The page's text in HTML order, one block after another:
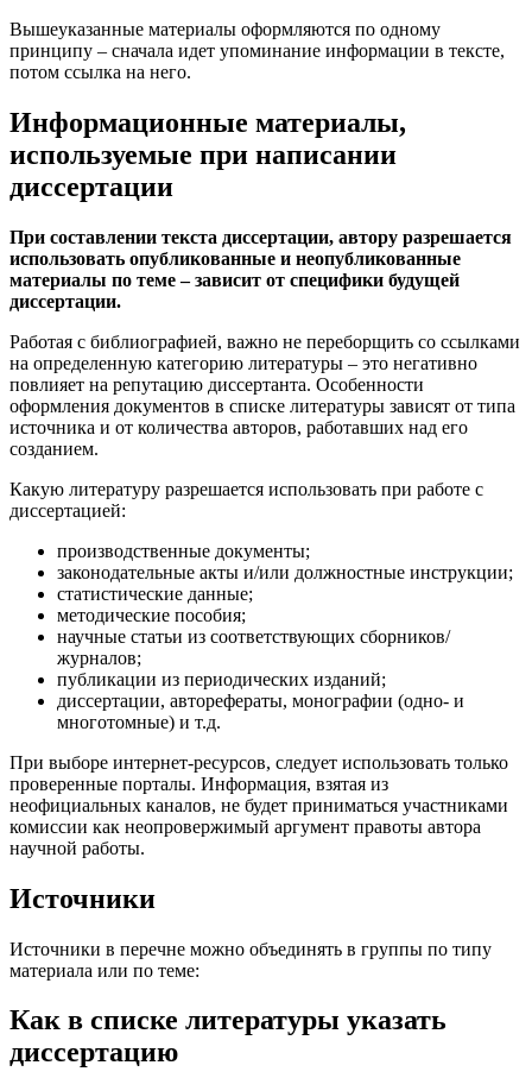
Вышеуказанные материалы оформляются по одному
принципу – сначала идет упоминание информации в тексте,
потом ссылка на него.
Информационные материалы,
используемые при написании
диссертации
При составлении текста диссертации, автору разрешается
использовать опубликованные и неопубликованные
материалы по теме – зависит от специфики будущей
диссертации.
Работая с библиографией, важно не переборщить со ссылками
на определенную категорию литературы – это негативно
повлияет на репутацию диссертанта. Особенности
оформления документов в списке литературы зависят от типа
источника и от количества авторов, работавших над его
созданием.
Какую литературу разрешается использовать при работе с
диссертацией:
производственные документы;
законодательные акты и/или должностные инструкции;
статистические данные;
методические пособия;
научные статьи из соответствующих сборников/
журналов;
публикации из периодических изданий;
диссертации, авторефераты, монографии (одно- и
многотомные) и т.д.
При выборе интернет-ресурсов, следует использовать только
проверенные порталы. Информация, взятая из
неофициальных каналов, не будет приниматься участниками
комиссии как неопровержимый аргумент правоты автора
научной работы.
Источники
Источники в перечне можно объединять в группы по типу
материала или по теме:
Как в списке литературы указать
диссертацию